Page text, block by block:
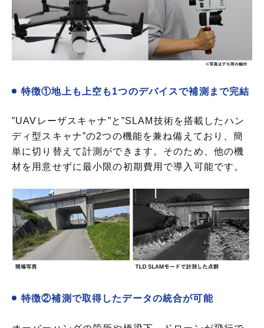
特徴①地上も上空も1つのデバイスで補測まで完結
”UAVレーザスキャナ”と”SLAM技術を搭載したハン
ディ型スキャナ”の2つの機能を兼ね備えており、簡
単に切り替えて計測ができます。そのため、他の機
材を用意せずに最小限の初期費用で導入可能です。
特徴②補測で取得したデータの統合が可能